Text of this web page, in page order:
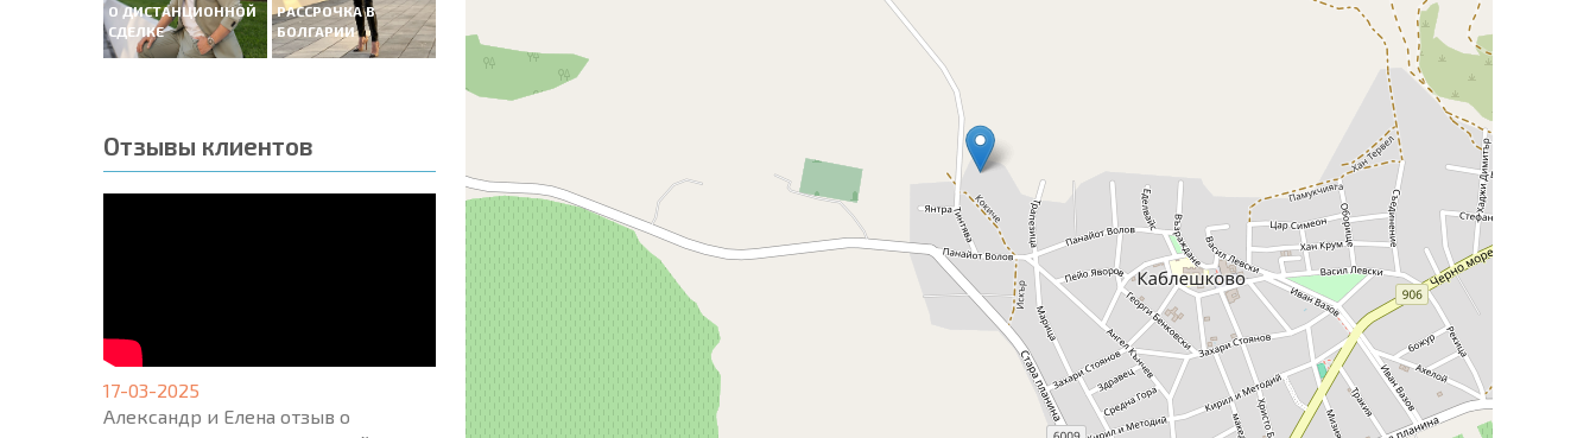
О ДИСТАНЦИОННОЙ
СДЕЛКЕ
РАССРОЧКА В
БОЛГАРИИ
Отзывы клиентов
17-03-2025
Александр и Елена отзыв о